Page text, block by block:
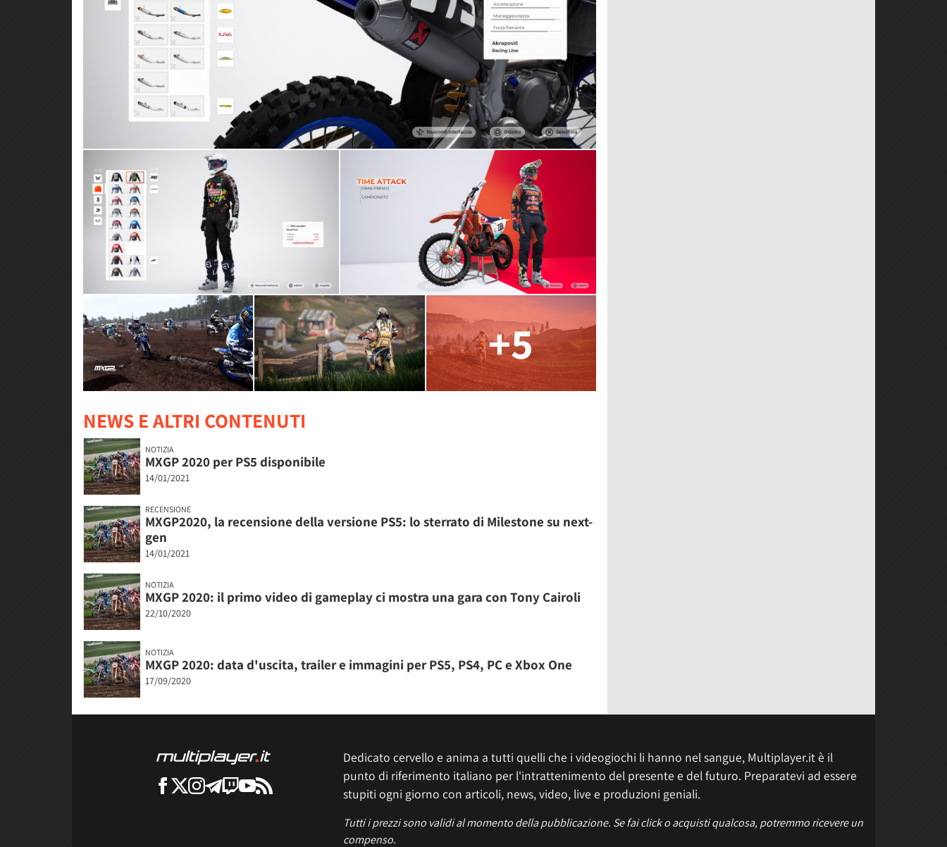
+5
NEWS E ALTRI CONTENUTI
NOTIZIA
MXGP 2020 per PS5 disponibile
14/01/2021
RECENSIONE
MXGP2020, la recensione della versione PS5: lo sterrato di Milestone su next-
gen
14/01/2021
NOTIZIA
MXGP 2020: il primo video di gameplay ci mostra una gara con Tony Cairoli
22/10/2020
NOTIZIA
MXGP 2020: data d'uscita, trailer e immagini per PS5, PS4, PC e Xbox One
17/09/2020
Dedicato cervello e anima a tutti quelli che i videogiochi li hanno nel sangue, Multiplayer.it è il
punto di riferimento italiano per l'intrattenimento del presente e del futuro. Preparatevi ad essere
stupiti ogni giorno con articoli, news, video, live e produzioni geniali.
Tutti i prezzi sono validi al momento della pubblicazione. Se fai click o acquisti qualcosa, potremmo ricevere un
compenso.